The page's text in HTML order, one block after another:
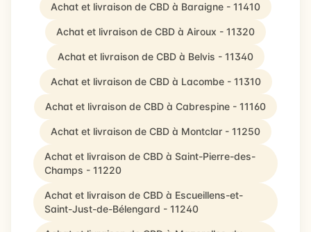
Achat et livraison de CBD à Baraigne - 11410
Achat et livraison de CBD à Airoux - 11320
Achat et livraison de CBD à Belvis - 11340
Achat et livraison de CBD à Lacombe - 11310
Achat et livraison de CBD à Cabrespine - 11160
Achat et livraison de CBD à Montclar - 11250
Achat et livraison de CBD à Saint-Pierre-des-
Champs - 11220
Achat et livraison de CBD à Escueillens-et-
Saint-Just-de-Bélengard - 11240